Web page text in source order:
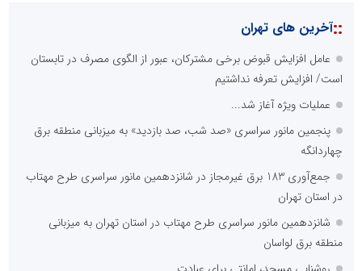
::آخرین های تهران
عامل افزایش قبوض برخی مشترکان، عبور از الگوی مصرف در تابستان
است/ افزایش تعرفه نداشتیم
عملیات ویژه آغاز شد...
پنجمین مانور سراسری «صد شب، صد بازدید» به میزبانی منطقه برق
چهاردانگه
جمع‌آوری 183 برق غیرمجاز در شانزدهمین مانور سراسری طرح مهتاب
در استان تهران
شانزدهمین مانور سراسری طرح مهتاب در استان تهران به میزبانی
منطقه برق لواسان